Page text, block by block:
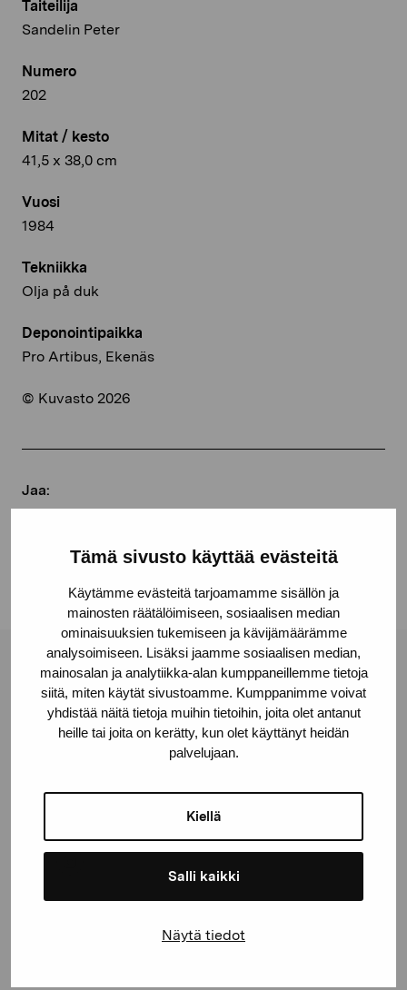
Tämä sivusto käyttää evästeitä
Käytämme evästeitä tarjoamamme sisällön ja
mainosten räätälöimiseen, sosiaalisen median
ominaisuuksien tukemiseen ja kävijämäärämme
analysoimiseen. Lisäksi jaamme sosiaalisen median,
mainosalan ja analytiikka-alan kumppaneillemme tietoja
siitä, miten käytät sivustoamme. Kumppanimme voivat
yhdistää näitä tietoja muihin tietoihin, joita olet antanut
heille tai joita on kerätty, kun olet käyttänyt heidän
palvelujaan.
Kiellä
Salli kaikki
Näytä tiedot
Taiteilija
Sandelin Peter
Numero
202
Mitat / kesto
41,5 x 38,0 cm
Vuosi
1984
Tekniikka
Olja på duk
Deponointipaikka
Pro Artibus, Ekenäs
© Kuvasto 2026
Jaa:
Linkedin
Pro Artibus -säätiö
Kustaa Vaasan katu 11